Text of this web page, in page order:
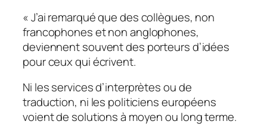
« J’ai remarqué que des collègues, non
francophones et non anglophones,
deviennent souvent des porteurs d’idées
pour ceux qui écrivent.
Ni les services d’interprètes ou de
traduction, ni les politiciens européens
voient de solutions à moyen ou long terme.